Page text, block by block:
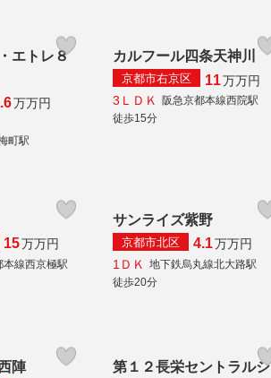
エトレ８
万万円
町駅
カルフール四条天神川
京都市右京区 11万万円
3ＬＤＫ
阪急京都本線西院駅
徒歩15分
15万万円
本線西京極駅
サンライズ紫野
京都市北区 4.1万万円
1ＤＫ
地下鉄烏丸線北大路駅
徒歩20分
陣
第１２長栄セントラルシ